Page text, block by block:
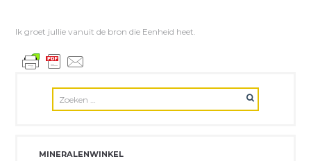
Ik groet jullie vanuit de bron die Eenheid heet.
MINERALENWINKEL